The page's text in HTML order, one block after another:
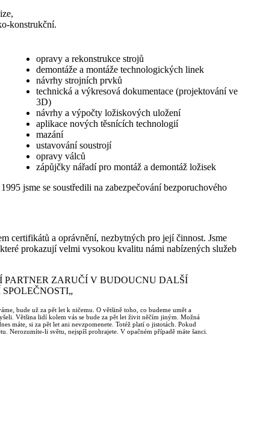
konstrukční.
opravy a rekonstrukce strojů
demontáže a montáže technologických linek
návrhy strojních prvků
technická a výkresová dokumentace (projektování ve
3D)
návrhy a výpočty ložiskových uložení
aplikace nových těsnících technologií
mazání
ustavování soustrojí
opravy válců
zápůjčky nářadí pro montáž a demontáž ložisek
jsme se soustředili na zabezpečování bezporuchového
certifikátů a oprávnění, nezbytných pro její činnost. Jsme
prokazují velmi vysokou kvalitu námi nabízených služeb
PARTNER ZARUČÍ V BUDOUCNU DALŠÍ
bude už za pět let k ničemu. O většině toho, co budeme umět a
Většina lidí kolem vás se bude za pět let živit něčím jiným. Možná
máte, si za pět let ani nevzpomenete. Totéž platí o jistotách. Pokud
Nerozumíte-li světu, nejspíš prohrajete. V opačném případě máte šanci.